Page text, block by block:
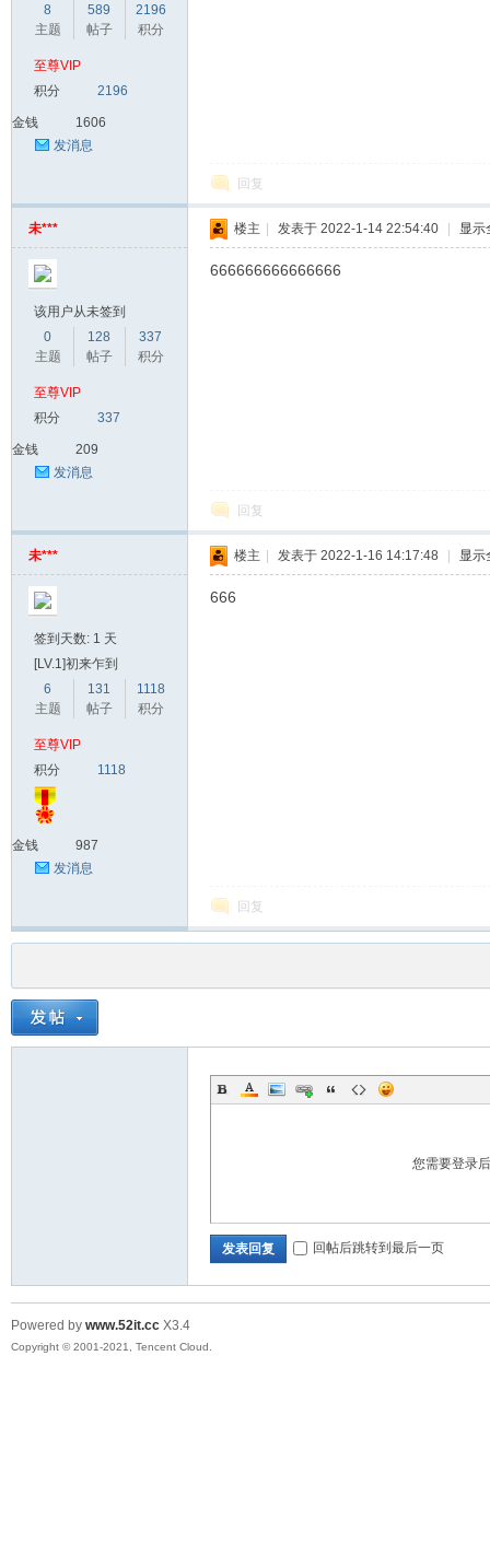
8
主题
589
帖子
2196
积分
至尊VIP
积分
2196
金钱
1606
发消息
回复
未***
该用户从未签到
0
主题
128
帖子
337
积分
至尊VIP
积分
337
金钱
209
发消息
楼主 发表于 2022-1-14 22:54:40 显示
666666666666666
回复
未***
签到天数: 1 天
[LV.1]初来乍到
6
主题
131
帖子
1118
积分
至尊VIP
积分
1118
金钱
987
发消息
楼主 发表于 2022-1-16 14:17:48 显示
666
回复
您需要登录
发表回复 回帖后跳转到最后一页
Powered by www.52it.cc X3.4
Copyright © 2001-2021, Tencent Cloud.